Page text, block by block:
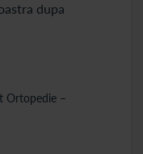
dupa
Ortopedie –